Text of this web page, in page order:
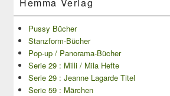
Pussy Bücher
Stanzform-Bücher
Pop-up / Panorama-Bücher
Serie 29 : Milli / Mila Hefte
Serie 29 : Jeanne Lagarde Titel
Serie 59 : Märchen